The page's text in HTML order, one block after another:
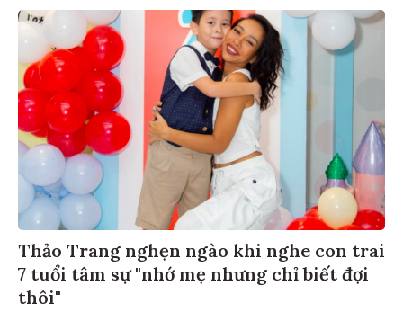
Thảo Trang nghẹn ngào khi nghe con trai
7 tuổi tâm sự "nhớ mẹ nhưng chỉ biết đợi
thôi"